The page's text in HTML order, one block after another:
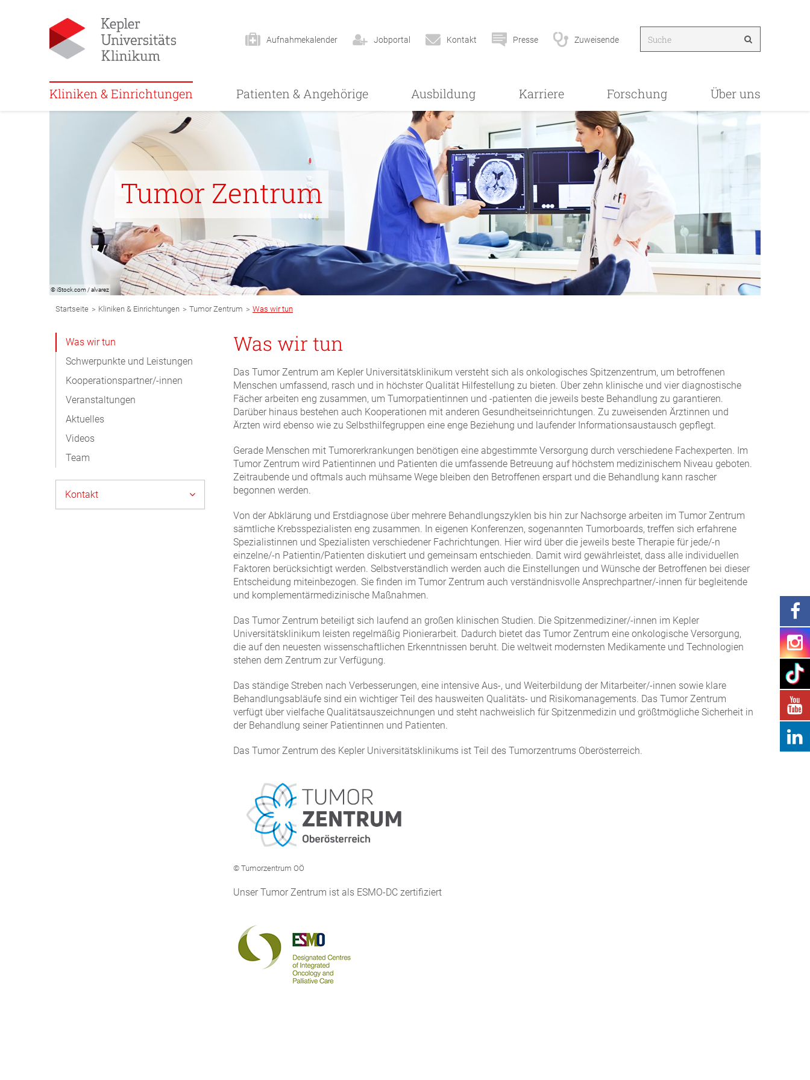
Aufnahmekalender Jobportal Kontakt Presse Zuweisende
Kliniken & Einrichtungen Patienten & Angehörige Ausbildung Karriere Forschung Über uns
Tumor Zentrum
© iStock.com / alvarez
Breadcrumb
Navigation
Startseite > Kliniken & Einrichtungen > Tumor Zentrum > Was wir tun
Subnavigation
Desktop
Was wir tun
Schwerpunkte und Leistungen
Kooperationspartner/-innen
Veranstaltungen
Aktuelles
Videos
Team
Kontakt
Was wir tun
Das Tumor Zentrum am Kepler Universitätsklinikum versteht sich als onkologisches Spitzenzentrum, um betroffenen
Menschen umfassend, rasch und in höchster Qualität Hilfestellung zu bieten. Über zehn klinische und vier diagnostische
Fächer arbeiten eng zusammen, um Tumorpatientinnen und -patienten die jeweils beste Behandlung zu garantieren.
Darüber hinaus bestehen auch Kooperationen mit anderen Gesundheitseinrichtungen. Zu zuweisenden Ärztinnen und
Ärzten wird ebenso wie zu Selbsthilfegruppen eine enge Beziehung und laufender Informationsaustausch gepflegt.
Gerade Menschen mit Tumorerkrankungen benötigen eine abgestimmte Versorgung durch verschiedene Fachexperten. Im
Tumor Zentrum wird Patientinnen und Patienten die umfassende Betreuung auf höchstem medizinischem Niveau geboten.
Zeitraubende und oftmals auch mühsame Wege bleiben den Betroffenen erspart und die Behandlung kann rascher
begonnen werden.
Von der Abklärung und Erstdiagnose über mehrere Behandlungszyklen bis hin zur Nachsorge arbeiten im Tumor Zentrum
sämtliche Krebsspezialisten eng zusammen. In eigenen Konferenzen, sogenannten Tumorboards, treffen sich erfahrene
Spezialistinnen und Spezialisten verschiedener Fachrichtungen. Hier wird über die jeweils beste Therapie für jede/-n
einzelne/-n Patientin/Patienten diskutiert und gemeinsam entschieden. Damit wird gewährleistet, dass alle individuellen
Faktoren berücksichtigt werden. Selbstverständlich werden auch die Einstellungen und Wünsche der Betroffenen bei dieser
Entscheidung miteinbezogen. Sie finden im Tumor Zentrum auch verständnisvolle Ansprechpartner/-innen für begleitende
und komplementärmedizinische Maßnahmen.
Das Tumor Zentrum beteiligt sich laufend an großen klinischen Studien. Die Spitzenmediziner/-innen im Kepler
Universitätsklinikum leisten regelmäßig Pionierarbeit. Dadurch bietet das Tumor Zentrum eine onkologische Versorgung,
die auf den neuesten wissenschaftlichen Erkenntnissen beruht. Die weltweit modernsten Medikamente und Technologien
stehen dem Zentrum zur Verfügung.
Das ständige Streben nach Verbesserungen, eine intensive Aus-, und Weiterbildung der Mitarbeiter/-innen sowie klare
Behandlungsabläufe sind ein wichtiger Teil des hausweiten Qualitäts- und Risikomanagements. Das Tumor Zentrum
verfügt über vielfache Qualitätsauszeichnungen und steht nachweislich für Spitzenmedizin und größtmögliche Sicherheit in
der Behandlung seiner Patientinnen und Patienten.
Das Tumor Zentrum des Kepler Universitätsklinikums ist Teil des Tumorzentrums Oberösterreich.
© Tumorzentrum OÖ
Unser Tumor Zentrum ist als ESMO-DC zertifiziert